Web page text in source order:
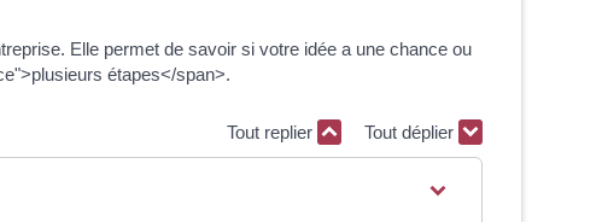
Elle permet de savoir si votre idée a une chance ou
étapes</span>.
Tout replier Tout déplier